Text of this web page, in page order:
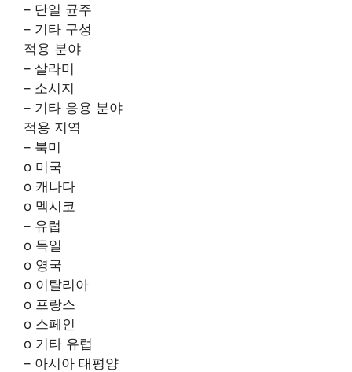
– 단일 균주
– 기타 구성
적용 분야
– 살라미
– 소시지
– 기타 응용 분야
적용 지역
– 북미
o 미국
o 캐나다
o 멕시코
– 유럽
o 독일
o 영국
o 이탈리아
o 프랑스
o 스페인
o 기타 유럽
– 아시아 태평양